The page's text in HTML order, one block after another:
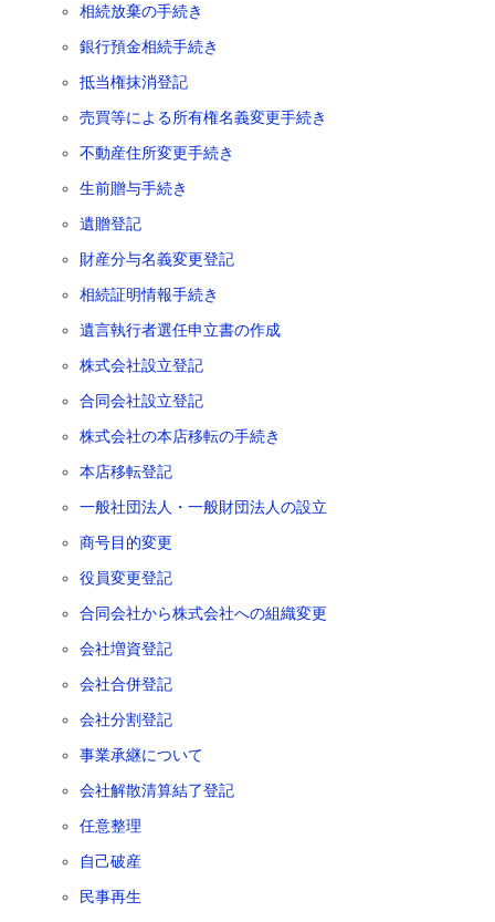
相続放棄の手続き
銀行預金相続手続き
抵当権抹消登記
売買等による所有権名義変更手続き
不動産住所変更手続き
生前贈与手続き
遺贈登記
財産分与名義変更登記
相続証明情報手続き
遺言執行者選任申立書の作成
株式会社設立登記
合同会社設立登記
株式会社の本店移転の手続き
本店移転登記
一般社団法人・一般財団法人の設立
商号目的変更
役員変更登記
合同会社から株式会社への組織変更
会社増資登記
会社合併登記
会社分割登記
事業承継について
会社解散清算結了登記
任意整理
自己破産
民事再生